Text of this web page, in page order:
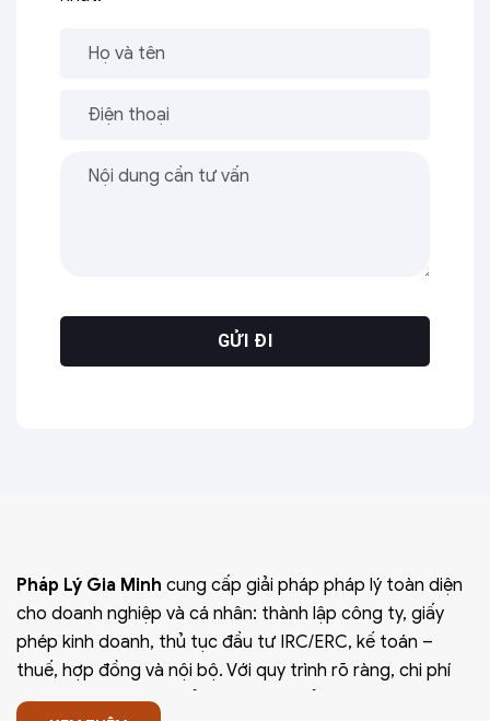
Pháp Lý Gia Minh cung cấp giải pháp pháp lý toàn diện
cho doanh nghiệp và cá nhân: thành lập công ty, giấy
phép kinh doanh, thủ tục đầu tư IRC/ERC, kế toán –
thuế, hợp đồng và nội bộ. Với quy trình rõ ràng, chi phí
minh bạch, thời gian xử lý nhanh và bảo mật thông tin,